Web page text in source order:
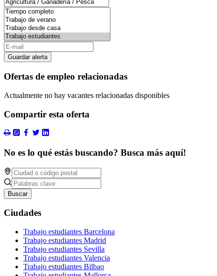
Guardar alerta
Ofertas de empleo relacionadas
Actualmente no hay vacantes relacionadas disponibles
Compartir esta oferta
No es lo qué estás buscando? Busca más aquí!
Buscar
Ciudades
Trabajo estudiantes Barcelona
Trabajo estudiantes Madrid
Trabajo estudiantes Sevilla
Trabajo estudiantes Valencia
Trabajo estudiantes Bilbao